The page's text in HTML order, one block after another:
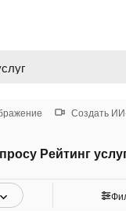
Создать
Рейтинг